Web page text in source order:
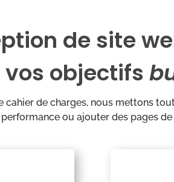
de site
vos objectifs
cahier de charges, nous mettons
ou ajouter des pages